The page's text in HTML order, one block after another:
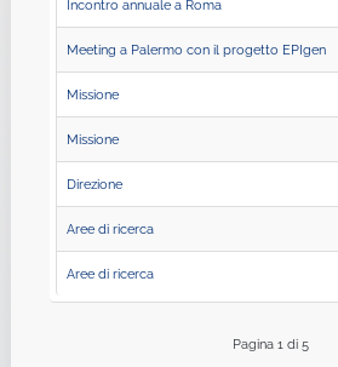
Incontro annuale a Roma
Meeting a Palermo con il progetto EPIgen
Missione
Missione
Direzione
Aree di ricerca
Aree di ricerca
Pagina 1 di 5